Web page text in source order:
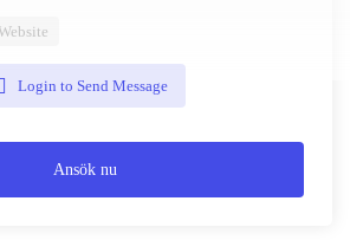
Login to Send Message
Ansök nu